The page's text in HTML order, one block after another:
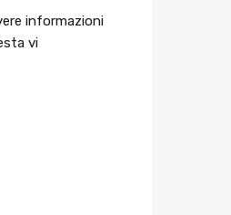
informazioni
vi